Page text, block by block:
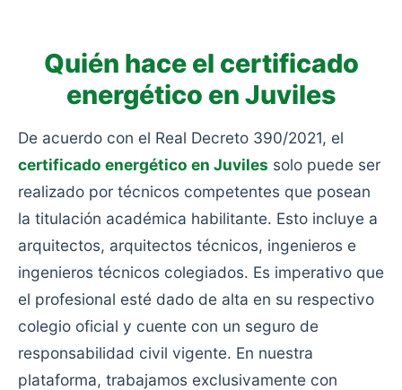
Quién hace el certificado
energético en Juviles
De acuerdo con el Real Decreto 390/2021, el
certificado energético en Juviles solo puede ser
realizado por técnicos competentes que posean
la titulación académica habilitante. Esto incluye a
arquitectos, arquitectos técnicos, ingenieros e
ingenieros técnicos colegiados. Es imperativo que
el profesional esté dado de alta en su respectivo
colegio oficial y cuente con un seguro de
responsabilidad civil vigente. En nuestra
plataforma, trabajamos exclusivamente con